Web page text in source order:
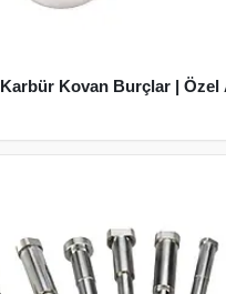
Kovan Burçlar | Özel